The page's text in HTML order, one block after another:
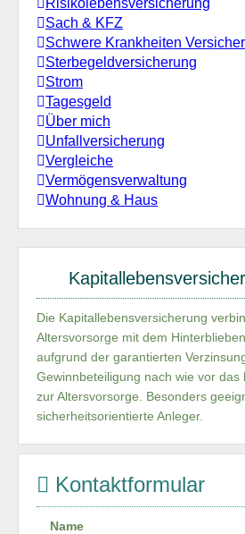
Risikolebensversicherung
Sach & KFZ
Schwere Krankheiten
Sterbegeldversicherung
Strom
Tagesgeld
Über mich
Unfallversicherung
Vergleiche
Vermögensverwaltung
Wohnung & Haus
Die Kapitallebensversicherung
Altersvorsorge mit dem
aufgrund der garantierten
Gewinnbeteiligung nach wie vor das
zur Altersvorsorge. Besonders
sicherheitsorientierte Anleger.
Kontaktformular
Name